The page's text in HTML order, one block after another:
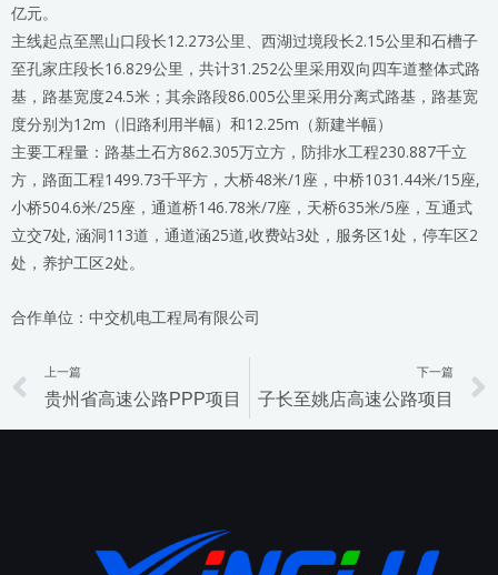
亿元。
主线起点至黑山口段长12.273公里、西湖过境段长2.15公里和石槽子
至孔家庄段长16.829公里，共计31.252公里采用双向四车道整体式路
基，路基宽度24.5米；其余路段86.005公里采用分离式路基，路基宽
度分别为12m（旧路利用半幅）和12.25m（新建半幅）
主要工程量：路基土石方862.305万立方，防排水工程230.887千立
方，路面工程1499.73千平方，大桥48米/1座，中桥1031.44米/15座,
小桥504.6米/25座，通道桥146.78米/7座，天桥635米/5座，互通式
立交7处, 涵洞113道，通道涵25道,收费站3处，服务区1处，停车区2
处，养护工区2处。
合作单位：中交机电工程局有限公司
Prev
上一篇
贵州省高速公路PPP项目
下一篇
子长至姚店高速公路项目